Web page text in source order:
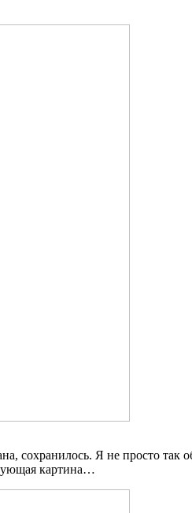
сохранилось. Я не просто так
картина…